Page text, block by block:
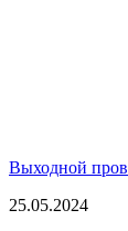
Выходной
25.05.2024